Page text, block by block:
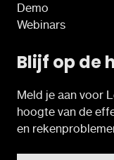
Demo
Webinars
Blijf op de
Meld je aan voor
hoogte van de
en